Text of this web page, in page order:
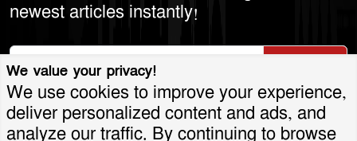
newest articles instantly!
We value your privacy!
We use cookies to improve your experience,
deliver personalized content and ads, and
analyze our traffic. By continuing to browse